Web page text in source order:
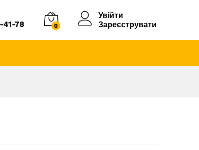
41-78 0
Увійти
Зареєструвати